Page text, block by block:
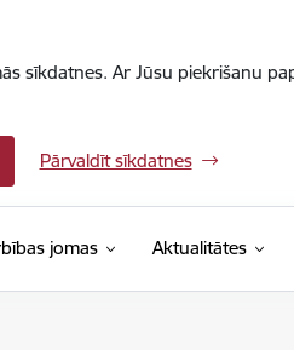
sīkdatnes. Ar Jūsu piekrišanu
Pārvaldīt sīkdatnes
jomas Aktualitātes